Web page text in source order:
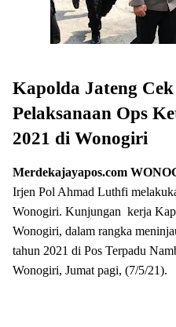
Kapolda Jateng Cek
Pelaksanaan Ops
2021 di Wonogiri
Merdekajayapos.com
Irjen Pol Ahmad Luthfi
Wonogiri. Kunjungan kerja
Wonogiri, dalam rangka
tahun 2021 di Pos Terpadu
Wonogiri, Jumat pagi, (7/5/21).